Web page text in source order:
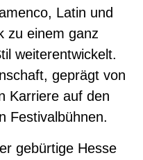
Latin und
zu einem ganz
weiterentwickelt.
geprägt von
Karriere auf den
Festivalbühnen.
gebürtige Hesse